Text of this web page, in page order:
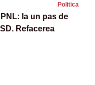
Politica
la un pas de
Refacerea